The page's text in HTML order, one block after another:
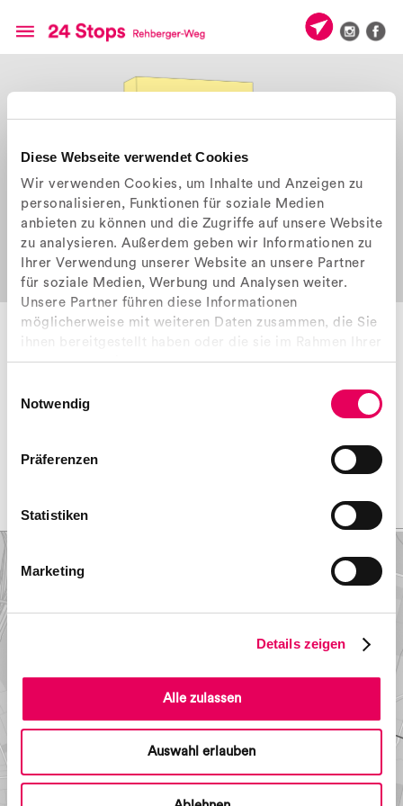
Diese Webseite verwendet Cookies
Wir verwenden Cookies, um Inhalte und Anzeigen zu
personalisieren, Funktionen für soziale Medien
anbieten zu können und die Zugriffe auf unsere Website
zu analysieren. Außerdem geben wir Informationen zu
Ihrer Verwendung unserer Website an unsere Partner
für soziale Medien, Werbung und Analysen weiter.
Unsere Partner führen diese Informationen
möglicherweise mit weiteren Daten zusammen, die Sie
Nutzung der Dienste gesammelt haben.
Notwendig
Präferenzen
Statistiken
Marketing
Details zeigen
Alle zulassen
Auswahl erlauben
WETTERHÄUSCHEN
Die richtige Abzweigung erwischt man dank des Wetterhäuschens, das
an. Durch die sich ändernde Luftfeuchtigkeit wird jeweils eine von zwei
Kugeln nach vorne aus ihrer Öffnung geschoben. Die eine Kugel
Nächstes Objekt >